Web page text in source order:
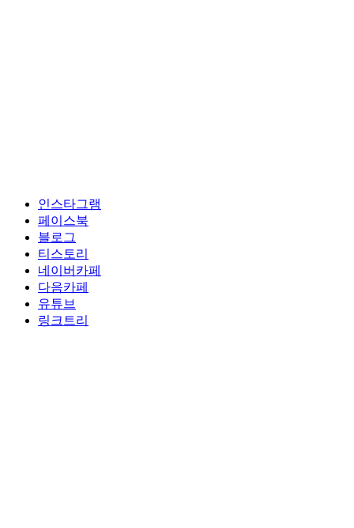
인스타그램
페이스북
블로그
티스토리
네이버카페
다음카페
유튜브
링크트리